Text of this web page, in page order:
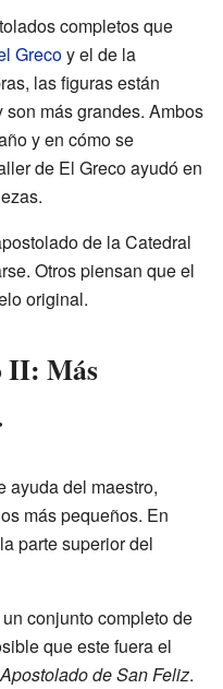
completos que
Grecoy el de la
las figuras están
más grandes. Ambos
y en cómo se
de El Greco ayudó en
de la Catedral
Otros piensan que el
original.
II: Más
ayuda del maestro,
más pequeños. En
parte superior del
conjunto completo de
que este fuera el
Apostolado de San Feliz.